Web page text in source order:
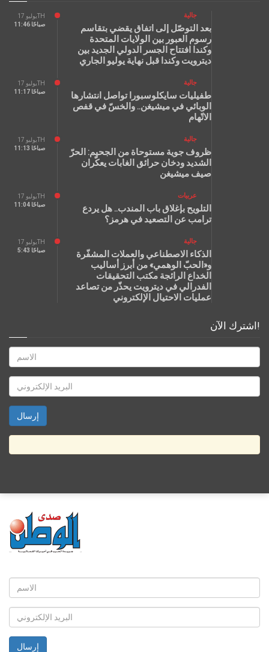
يوليو 17TH
11:46 صباحًا
جالية
بعد التوصّل إلى اتفاق يقضي بتقاسم
رسوم العبور بين الولايات المتحدة
وكندا افتتاح الجسر الدولي الجديد بين
ديترويت وكندا قبل نهاية يوليو الجاري
يوليو 17TH
11:17 صباحًا
جالية
طفيليات سايكلوسبورا تواصل انتشارها
الوبائي في ميشيغن.. والخسّ في قفص
الاتّهام
يوليو 17TH
11:13 صباحًا
جالية
ظروف جوية مستوحاة من الجحيم: الحرّ
الشديد ودخان حرائق الغابات يعكّران
صيف ميشيغن
يوليو 17TH
11:04 صباحًا
عربيات
التلويح بإغلاق باب المندب.. هل يردع
ترامب عن التصعيد في هرمز؟
يوليو 17TH
5:43 صباحًا
جالية
الذكاء الاصطناعي والعملات المشفّرة
و«الحبّ الوهمي» من أبرز أساليب
الخداع الرائجة مكتب التحقيقات
الفدرالي في ديترويت يحذّر من تصاعد
عمليات الاحتيال الإلكتروني
اشترك الآن!